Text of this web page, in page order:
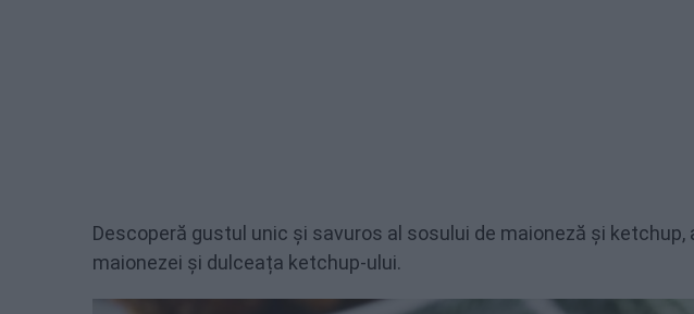
Descoperă gustul unic și savuros al sosului de maioneză și
maionezei și dulceața ketchup-ului.